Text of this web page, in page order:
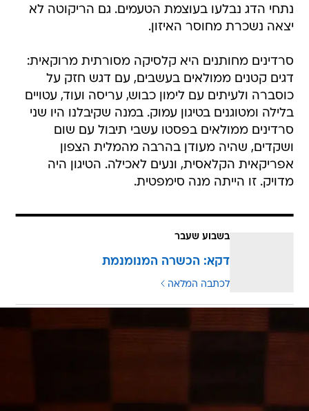
נתחי הדג נבלעו בעוצמת הטעמים. גם הריקוטה לא
יצאה נשכרת מחוסר האיזון.
סרדינים מחותנים היא קלסיקה מסורתית מרוקאית:
דגים קטנים ממולאים בעשבים, עם דגש חזק על
כוסברה ולעיתים עם לימון כבוש, עריסה ועוד, עטויים
בלילה ומטוגנים בטיגון עמוק. במנה שקיבלנו היו שני
סרדינים ממולאים בפסטו עשבי תיבול עם שום
ושקדים, שהיה מעודן בהרבה מהמלית הצפון
אפריקאית הקלאסית, ונעים לאכילה. הטיגון היה
מדויק. זו הייתה מנה סימפטית.
בשבוע שעבר
דקא: הכשרה המנומנמת
לכתבה המלאה